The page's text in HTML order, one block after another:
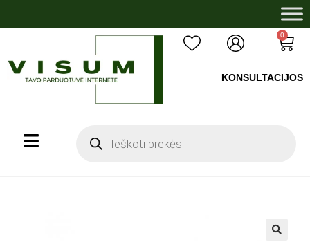
0
KONSULTACIJOS